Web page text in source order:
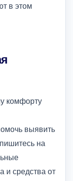
в этом
комфорту
выявить
на
и средства от